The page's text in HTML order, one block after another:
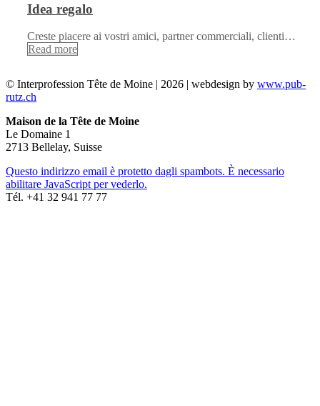
Idea regalo
Creste piacere ai vostri amici, partner commerciali, clienti…
Read more
© Interprofession Tête de Moine | 2026 | webdesign by www.pub-
rutz.ch
Maison de la Tête de Moine
Le Domaine 1
2713 Bellelay, Suisse
Questo indirizzo email è protetto dagli spambots. È necessario
abilitare JavaScript per vederlo.
Tél. +41 32 941 77 77